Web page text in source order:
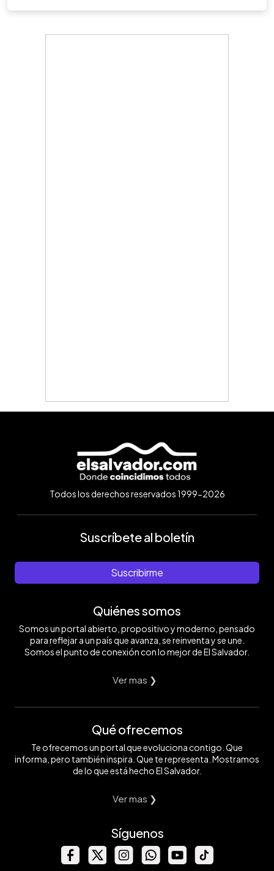
Todos los derechos reservados 1999-2026
Suscríbete al boletín
Suscribirme
Quiénes somos
Somos un portal abierto, propositivo y moderno, pensado
para reflejar a un país que avanza, se reinventa y se une.
Somos el punto de conexión con lo mejor de El Salvador.
Ver mas ❯
Qué ofrecemos
Te ofrecemos un portal que evoluciona contigo. Que
informa, pero también inspira. Que te representa. Mostramos
de lo que está hecho El Salvador.
Ver mas ❯
Síguenos